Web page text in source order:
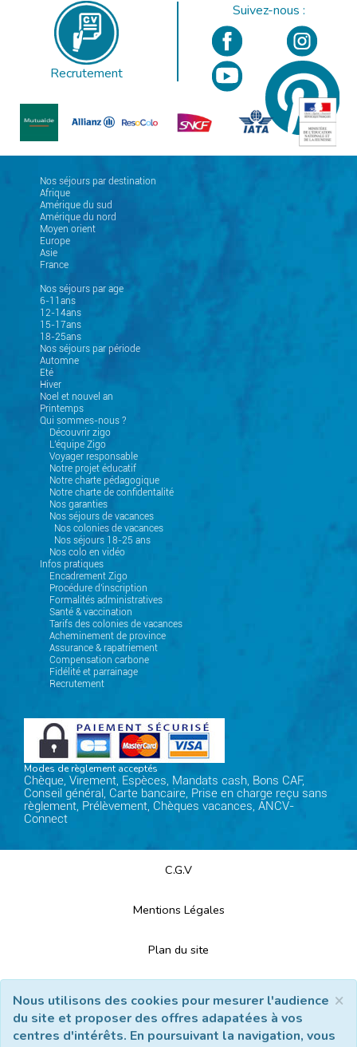
Recrutement
Suivez-nous :
Nos séjours par destination
Afrique
Amérique du sud
Amérique du nord
Moyen orient
Europe
Asie
France
Nos séjours par age
6-11ans
12-14ans
15-17ans
18-25ans
Nos séjours par période
Automne
Eté
Hiver
Noel et nouvel an
Printemps
Qui sommes-nous ?
Découvrir zigo
L'équipe Zigo
Voyager responsable
Notre projet éducatif
Notre charte pédagogique
Notre charte de confidentalité
Nos garanties
Nos séjours de vacances
Nos colonies de vacances
Nos séjours 18-25 ans
Nos colo en vidéo
Infos pratiques
Encadrement Zigo
Procédure d'inscription
Formalités administratives
Santé & vaccination
Tarifs des colonies de vacances
Acheminement de province
Assurance & rapatriement
Compensation carbone
Fidélité et parrainage
Recrutement
Modes de règlement acceptés
Chèque, Virement, Espèces, Mandats cash, Bons CAF,
Conseil général, Carte bancaire, Prise en charge reçu sans
règlement, Prélèvement, Chèques vacances, ANCV-
Connect
C.G.V
Mentions Légales
Plan du site
Nous contacter
×
Nous utilisons des cookies pour mesurer l'audience
du site et proposer des offres adapatées à vos
centres d'intérêts. En poursuivant la navigation, vous